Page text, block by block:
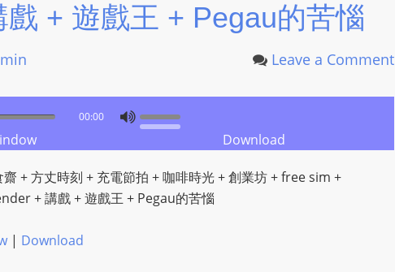
F
L
R
+ 遊戲王 + Pegau的苦惱
Leave a Comment
00:00
Download
+ 方丈時刻 + 充電節拍 + 咖啡時光 + 創業坊 + free sim +
+ 講戲 + 遊戲王 + Pegau的苦惱
| Download